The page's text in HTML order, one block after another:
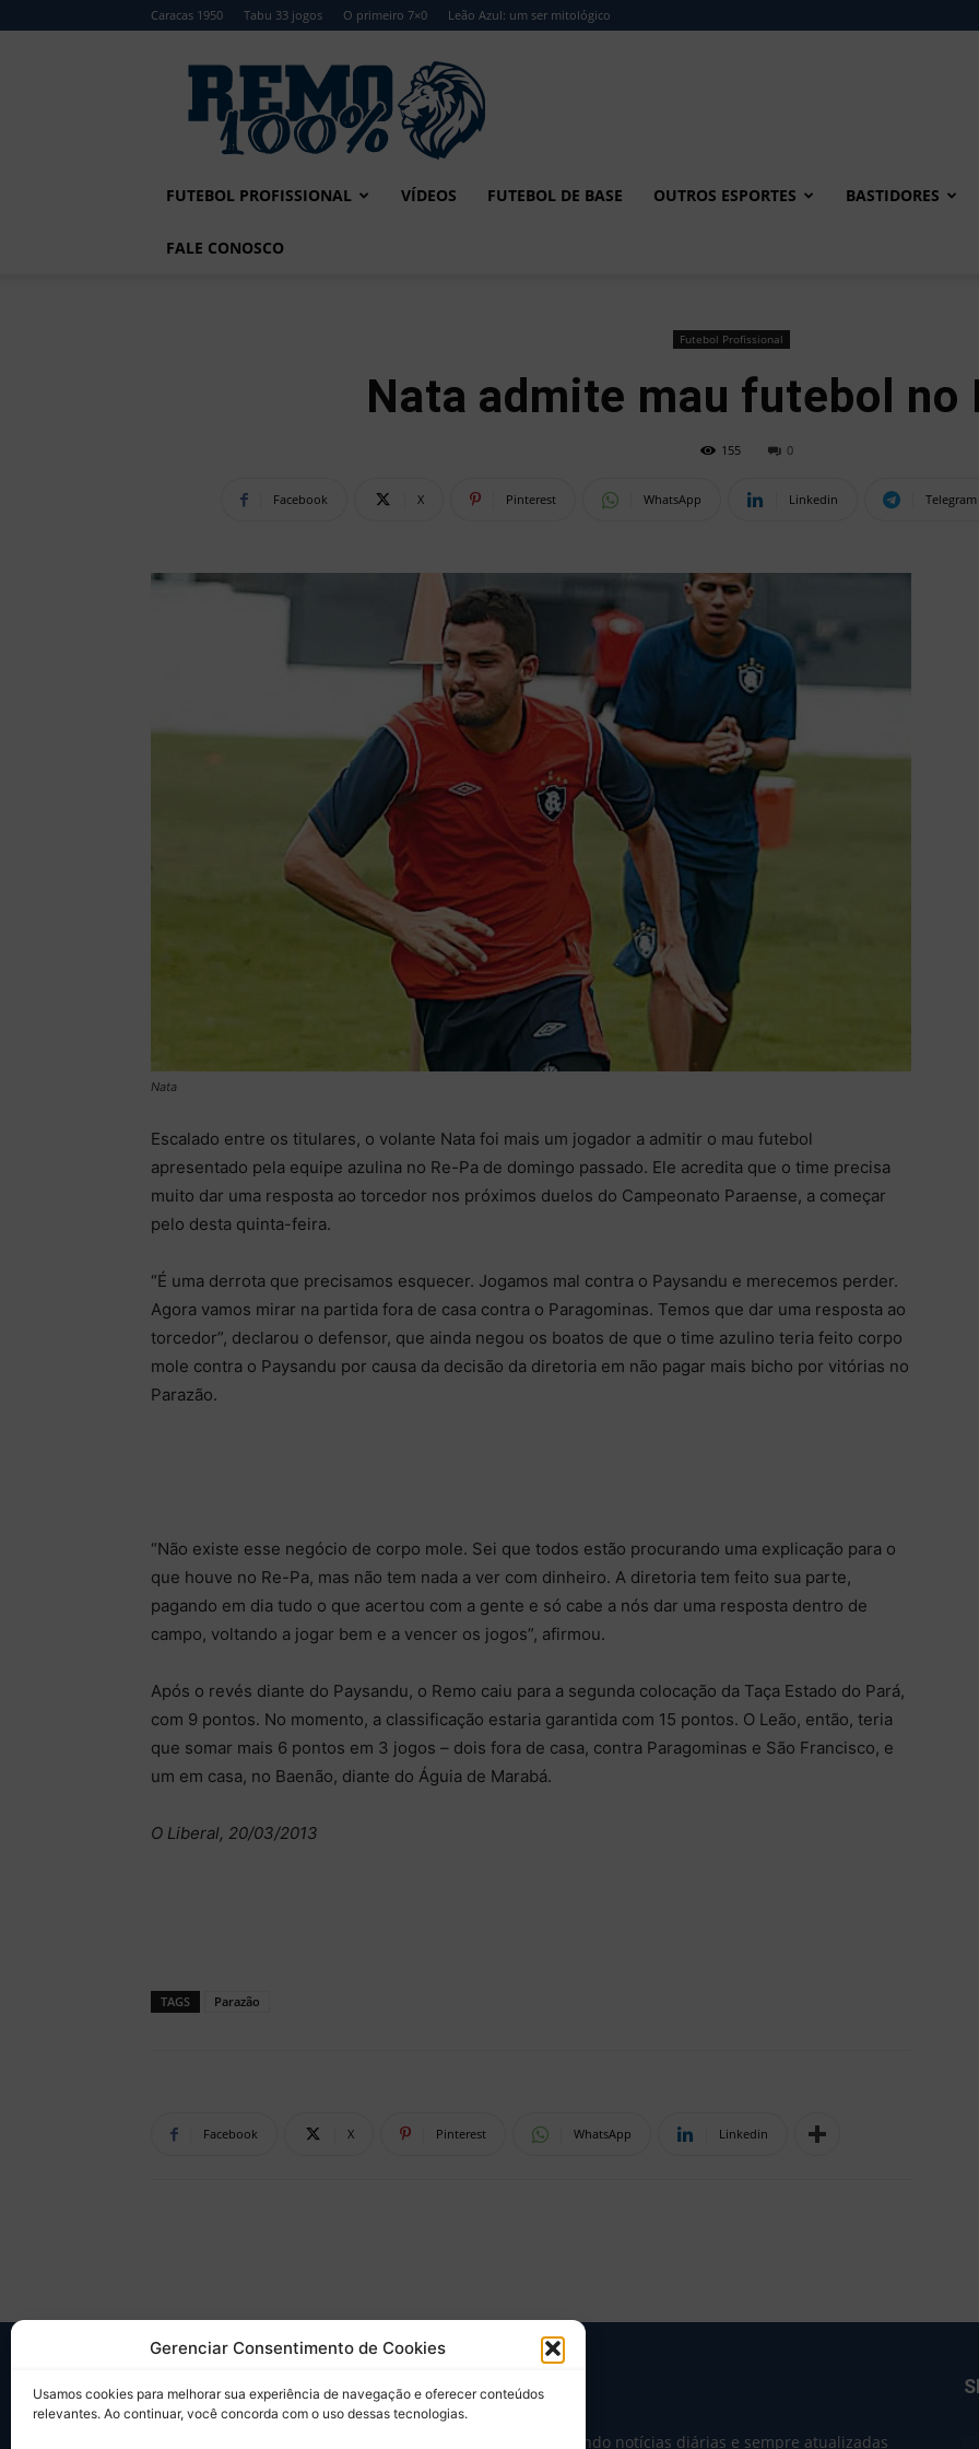
Gerenciar Consentimento de Cookies
Usamos cookies para melhorar sua experiência de navegação e oferecer conteúdos
relevantes. Ao continuar, você concorda com o uso dessas tecnologias.
Caracas 1950 Tabu 33 jogos O primeiro 7×0 Leão Azul: um ser mitológico
Remo
FUTEBOL PROFISSIONAL VÍDEOS FUTEBOL DE BASE OUTROS ESPORTES BASTIDORES
FALE CONOSCO
Futebol Profissional
Nata admite mau futebol no
155 0
Facebook X Pinterest WhatsApp Linkedin Telegram
Nata
Escalado entre os titulares, o volante Nata foi mais um jogador a admitir o mau futebol
apresentado pela equipe azulina no Re-Pa de domingo passado. Ele acredita que o time precisa
muito dar uma resposta ao torcedor nos próximos duelos do Campeonato Paraense, a começar
pelo desta quinta-feira.
“É uma derrota que precisamos esquecer. Jogamos mal contra o Paysandu e merecemos perder.
Agora vamos mirar na partida fora de casa contra o Paragominas. Temos que dar uma resposta ao
torcedor”, declarou o defensor, que ainda negou os boatos de que o time azulino teria feito corpo
mole contra o Paysandu por causa da decisão da diretoria em não pagar mais bicho por vitórias no
Parazão.
“Não existe esse negócio de corpo mole. Sei que todos estão procurando uma explicação para o
que houve no Re-Pa, mas não tem nada a ver com dinheiro. A diretoria tem feito sua parte,
pagando em dia tudo o que acertou com a gente e só cabe a nós dar uma resposta dentro de
campo, voltando a jogar bem e a vencer os jogos”, afirmou.
Após o revés diante do Paysandu, o Remo caiu para a segunda colocação da Taça Estado do Pará,
com 9 pontos. No momento, a classificação estaria garantida com 15 pontos. O Leão, então, teria
que somar mais 6 pontos em 3 jogos – dois fora de casa, contra Paragominas e São Francisco, e
um em casa, no Baenão, diante do Águia de Marabá.
O Liberal, 20/03/2013
TAGS Parazão
Facebook X Pinterest WhatsApp Linkedin
SOBRE NÓS
Desde 2004 trazendo notícias diárias e sempre atualizadas